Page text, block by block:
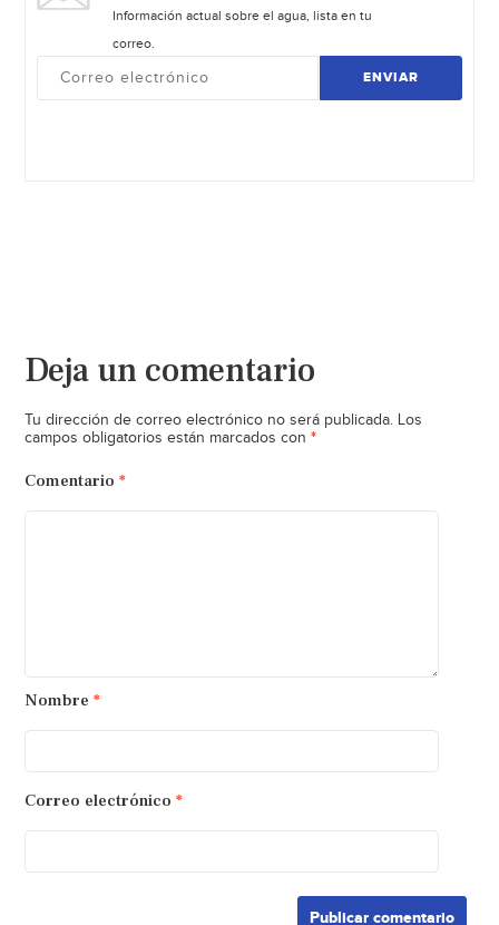
Información actual sobre el agua, lista en tu
correo.
ENVIAR
Deja un comentario
Tu dirección de correo electrónico no será publicada. Los
campos obligatorios están marcados con *
Comentario *
Nombre *
Correo electrónico *